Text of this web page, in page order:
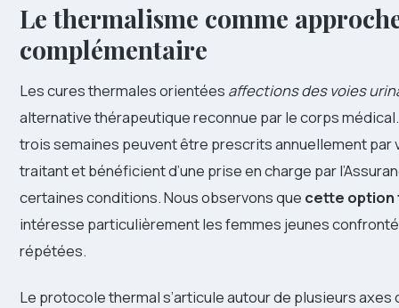
Le thermalisme comme
complémentaire
Les cures thermales orientées affections des voies
alternative thérapeutique reconnue par le corps
trois semaines peuvent être prescrits annuellement par
traitant et bénéficient d’une prise en charge par
certaines conditions. Nous observons que cette option
intéresse particulièrement les femmes jeunes
répétées.
Le protocole thermal s’articule autour de plusieurs